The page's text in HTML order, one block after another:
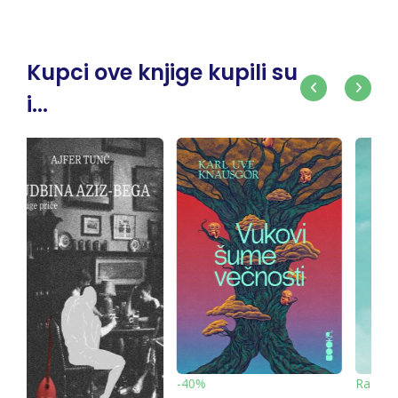
Kupci ove knjige kupili su
i...
Rasprodato